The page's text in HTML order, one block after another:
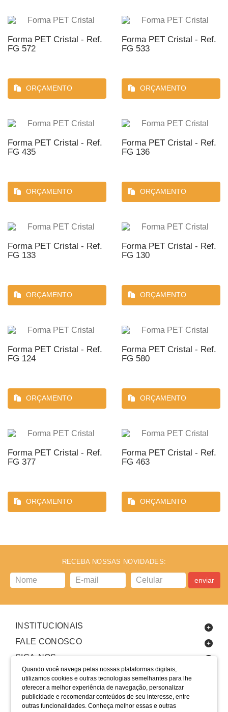
Quando você navega pelas nossas plataformas digitais,
utilizamos cookies e outras tecnologias semelhantes para lhe
oferecer a melhor experiência de navegação, personalizar
publicidade e recomendar conteúdos de seu interesse, entre
outras funcionalidades. Conheça melhor essas e outras
Forma PET Cristal - Ref.
FG 572
ORÇAMENTO
Forma PET Cristal - Ref.
FG 533
ORÇAMENTO
Forma PET Cristal - Ref.
FG 435
ORÇAMENTO
Forma PET Cristal - Ref.
FG 136
ORÇAMENTO
Forma PET Cristal - Ref.
FG 133
ORÇAMENTO
Forma PET Cristal - Ref.
FG 130
ORÇAMENTO
Forma PET Cristal - Ref.
FG 124
ORÇAMENTO
Forma PET Cristal - Ref.
FG 580
ORÇAMENTO
Forma PET Cristal - Ref.
FG 377
ORÇAMENTO
Forma PET Cristal - Ref.
FG 463
ORÇAMENTO
RECEBA NOSSAS NOVIDADES:
enviar
INSTITUCIONAIS
FALE CONOSCO
SIGA-NOS